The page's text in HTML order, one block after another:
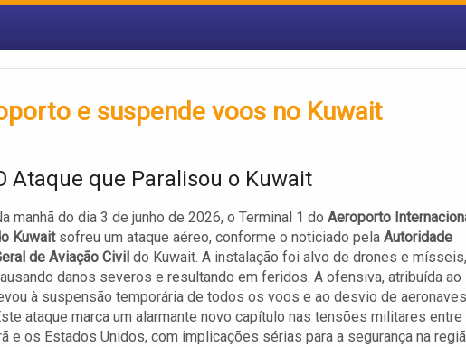
e suspende voos no Kuwait
Ataque que Paralisou o Kuwait
manhã do dia 3 de junho de 2026, o Terminal 1 do Aeroporto
Kuwaitsofreu um ataque aéreo, conforme o noticiado pela Autoridade
de Aviação Civil do Kuwait. A instalação foi alvo de drones e mísseis,
danos severos e resultando em feridos. A ofensiva, atribuída ao
à suspensão temporária de todos os voos e ao desvio de
ataque marca um alarmante novo capítulo nas tensões militares entre
e os Estados Unidos, com implicações sérias para a segurança na